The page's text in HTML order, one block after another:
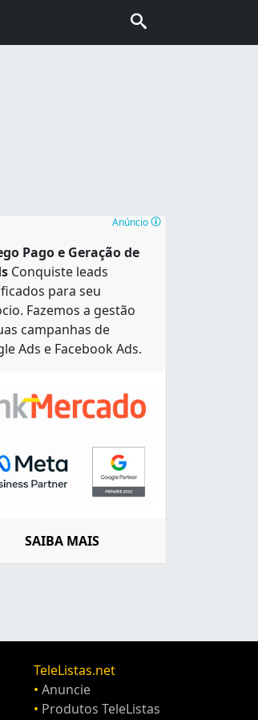
internacional no Brasil,
Ramos, Penha e Complexo do
e entregamos com a rapidez
Anúncio
Pago e Geração de
Conquiste leads
para seu
Fazemos a gestão
campanhas de
Ads e Facebook Ads.
SAIBA MAIS
TeleListas.net
• Anuncie
• Produtos TeleListas